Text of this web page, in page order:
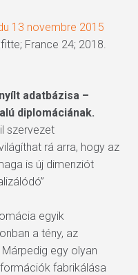
13 novembre 2015
France 24; 2018.
adatbázisa –
diplomáciának.
szervezet
rá arra, hogy az
is új dimenziót
egyik
a tény, az
egy olyan
fabrikálása